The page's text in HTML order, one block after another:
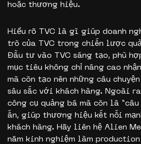
hoặc thương hiệu.
Hiểu rõ TVC là gì giúp doanh
trò của TVC trong chiến lược
Đầu tư vào TVC sáng tạo, phù
mục tiêu không chỉ nâng cao
mà còn tạo nên những câu
sâu sắc với khách hàng. Ngoài
công cụ quảng bá mà còn là “câu
ấn, giúp thương hiệu kết nối
khách hàng. Hãy liên hệ Alien
năm kinh nghiệm làm production